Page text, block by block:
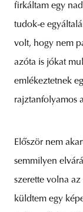
firkáltam egy
tudok-e
volt, hogy nem
azóta is jókat
emlékeztetnek
rajztanfolyamos
Először nem
semmilyen
szerette volna
küldtem egy